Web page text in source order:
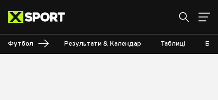
Футбол Результати & Календар Таблиці